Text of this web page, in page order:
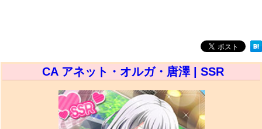
CA アネット・オルガ・唐澤 | SSR